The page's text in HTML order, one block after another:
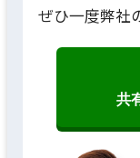
ぜひ一度弊社
共